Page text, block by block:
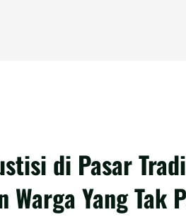
di Pasar
Warga Yang Tak